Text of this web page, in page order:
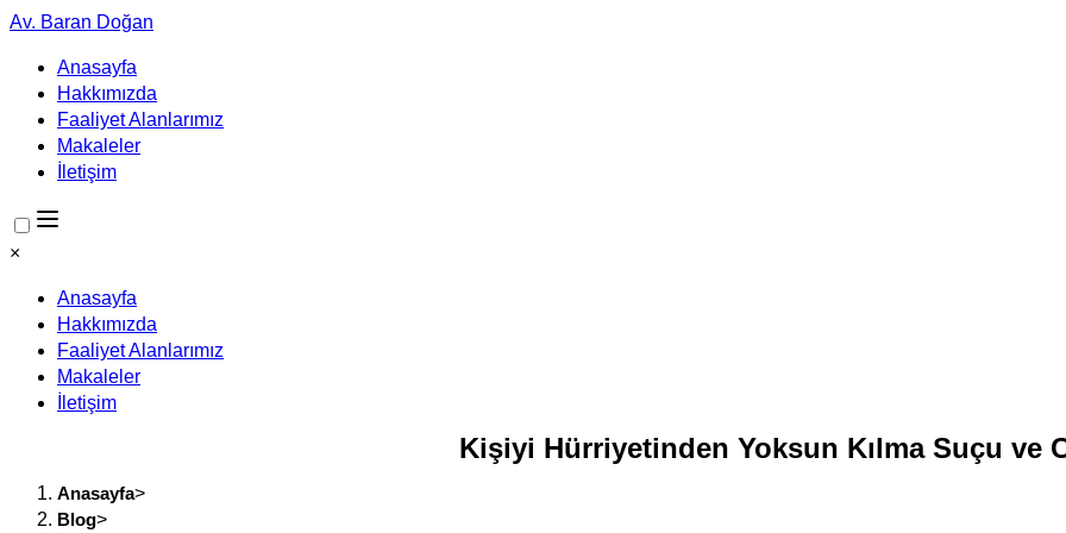
Av. Baran Doğan
Anasayfa
Hakkımızda
Faaliyet Alanlarımız
Makaleler
İletişim
×
Anasayfa
Hakkımızda
Faaliyet Alanlarımız
Makaleler
İletişim
Kişiyi Hürriyetinden Yoksun Kılma Suçu ve
Anasayfa>
Blog>